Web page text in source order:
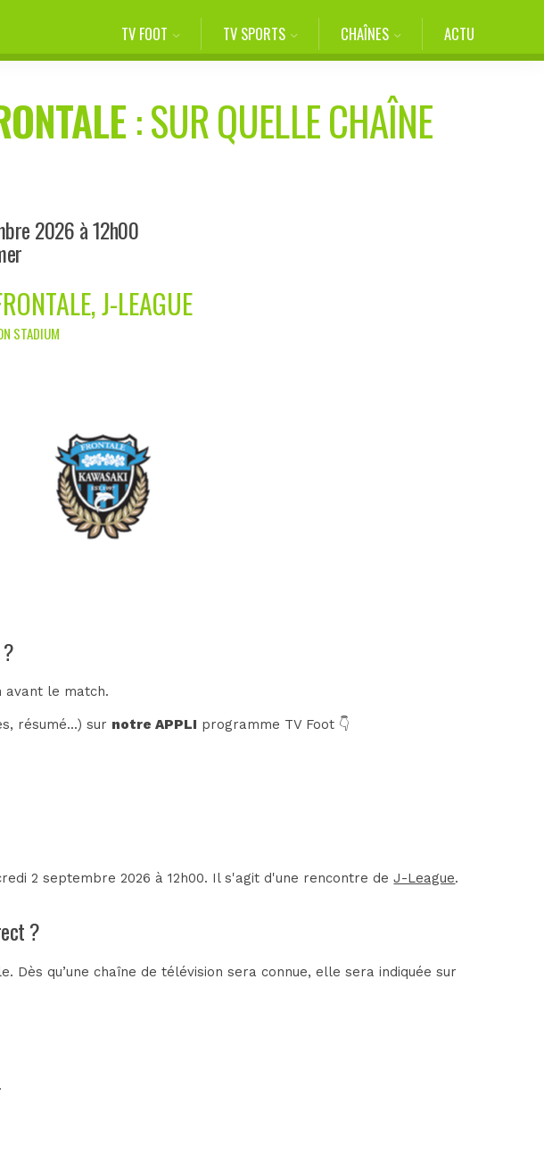
TV FOOT TV SPORTS CHAÎNES ACTU
: SUR QUELLE CHAÎNE
2026 à 12h00
J-LEAGUE
STADIUM
avant le match.
résumé...) sur notre APPLI programme TV Foot 👇
2 septembre 2026 à 12h00. Il s'agit d'une rencontre deJ-League.
?
Dès qu’une chaîne de télévision sera connue, elle sera indiquée sur
.